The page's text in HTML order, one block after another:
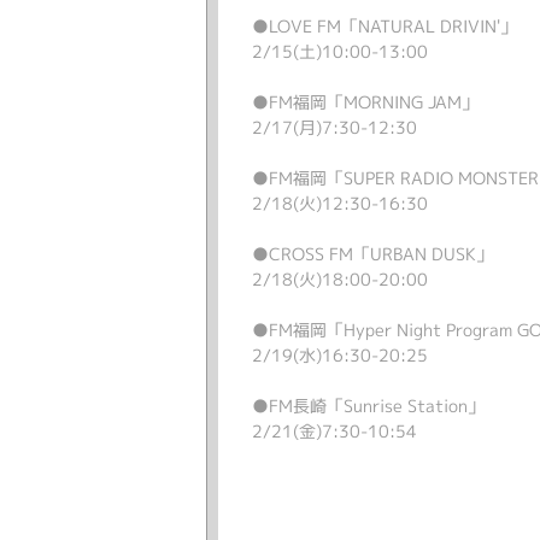
●LOVE FM「NATURAL DRIVIN'」
2/15(土)10:00-13:00
●FM福岡「MORNING JAM」
2/17(月)7:30-12:30
●FM福岡「SUPER RADIO
2/18(火)12:30-16:30
●CROSS FM「URBAN DUSK」
2/18(火)18:00-20:00
●FM福岡「Hyper Night Program
2/19(水)16:30-20:25
●FM長崎「Sunrise Station」
2/21(金)7:30-10:54